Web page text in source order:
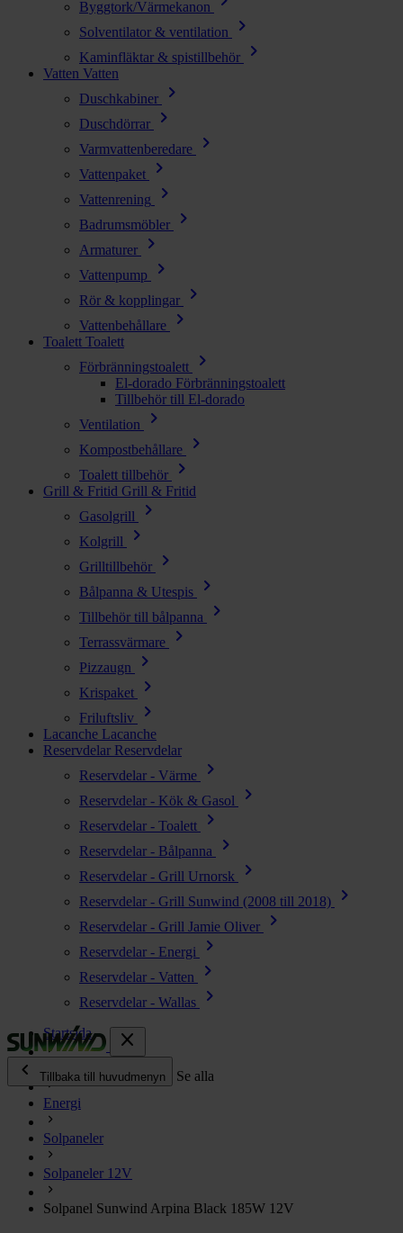
Byggtork/Värmekanon
Solventilator & ventilation chevron_right
Kaminfläktar & spistillbehör chevron_right
Vatten Vatten
Duschkabiner
chevron_right
Duschdörrar chevron_right
Varmvattenberedare chevron_right
Vattenpaket chevron_right
Vattenrening chevron_right
Badrumsmöbler chevron_right
Armaturer chevron_right
Vattenpump chevron_right
Rör & kopplingar chevron_right
Vattenbehållare chevron_right
Toalett Toalett
Förbränningstoalett
chevron_right
El-dorado Förbränningstoalett
Tillbehör till El-dorado
Ventilation
chevron_right
Kompostbehållare chevron_right
Toalett tillbehör chevron_right
Grill & Fritid Grill & Fritid
Gasolgrill
chevron_right
Kolgrill chevron_right
Grilltillbehör chevron_right
Bålpanna & Utespis chevron_right
Tillbehör till bålpanna chevron_right
Terrassvärmare chevron_right
Pizzaugn chevron_right
Krispaket chevron_right
Friluftsliv chevron_right
Lacanche Lacanche
Reservdelar Reservdelar
Reservdelar - Värme
chevron_right
Reservdelar - Kök & Gasol chevron_right
Reservdelar - Toalett chevron_right
Reservdelar - Bålpanna chevron_right
Reservdelar - Grill Urnorsk chevron_right
Reservdelar - Grill Sunwind (2008 till 2018) chevron_right
Reservdelar - Grill Jamie Oliver chevron_right
Reservdelar - Energi chevron_right
Reservdelar - Vatten chevron_right
Reservdelar - Wallas
chevron_right
close
chevron_left
Tillbaka till huvudmenyn Se alla
Energi
Kök & Gasol
Värme chevron_right
Vatten chevron_right
Startsida
Energi
Solpaneler
Solpaneler 12V
Solpanel Sunwind Arpina Black 185W 12V